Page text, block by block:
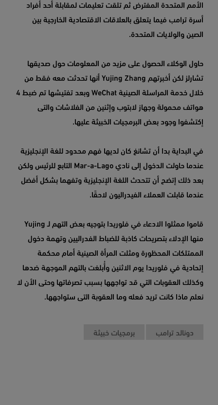
الأمم المتحدة المفترض ثم تلقت تعليمات لمقابلة أحد أفراد
أسرة ترامب فيما يتعلق بالعلاقات الاقتصادية الخارجية بين
الصين والولايات المتحدة.
حاول الوكلاء الحصول على مزيد من المعلومات حول صديقها
تشارلز لكن أخبرتهم Yujing Zhang أنها تحدثت معه فقط من
خلال خدمة المراسلة الصينية WeChat وبعد تفتيشها تم ضبط 4
هواتف محمولة وجهاز لابتوب وإثنين من الفلاشات والتى
إكتشفوا وجود بعض البرمجيات الخبيثة عليها.
في البداية بدا أن تشانغ كان لديها فهم محدود للغة الإنجليزية
عندما حاولت الدخول إلى نادي Mar-a-Lago التابع للرئيس ولكن
بعد ذلك إتضح أن تتحدث اللغة الإنجليزية وتفهما بشكل أفضل
عندما قابلت العملاء الفيدراليون لاحقًا.
قاموا ممثلوا الادعاء في فلوريدا بتوجيه بعض التهم لـ Yujing
منها الإدلاء بتصريحات كاذبة للضباط الفدراليين وتهمة دخول
الممتلكات المحظورة ومثلت المرأة الصينية أمام محكمة
إتحادية في فلوريدا يوم الاثنين وأُبلغت بالتهم الموجهة ضدها
وكذلك العقوبات التي قد تواجهها بسبب تصرفاتها وحتى الأن لا
نعلم ماذا كانت تريد فعله وما العقوبة التى ستواجهها.
دونالد ترامب برمجيات خبيثة